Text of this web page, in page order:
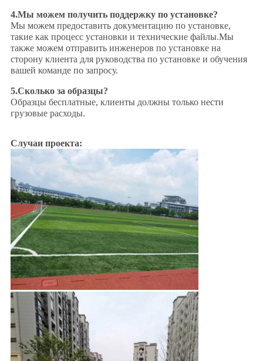
4.Мы можем получить поддержку по установке?
Мы можем предоставить документацию по установке,
такие как процесс установки и технические файлы.Мы
также можем отправить инженеров по установке на
сторону клиента для руководства по установке и обучения
вашей команде по запросу.
5.Сколько за образцы?
Образцы бесплатные, клиенты должны только нести
грузовые расходы.
Случаи проекта: